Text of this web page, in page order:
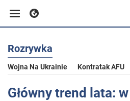
Biznes
Sport
Rozrywka
Wojna Na Ukrainie Kontratak AFU
Główny trend lata: